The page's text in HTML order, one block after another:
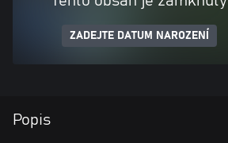
ZADEJTE DATUM NAROZENÍ
Popis